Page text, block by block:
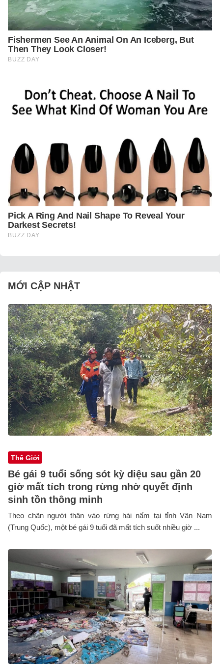
MỚI CẬP NHẬT
Thế Giới
Bé gái 9 tuổi sống sót kỳ diệu sau gần 20
giờ mất tích trong rừng nhờ quyết định
sinh tồn thông minh
Theo chân người thân vào rừng hái nấm tại tỉnh Vân Nam
(Trung Quốc), một bé gái 9 tuổi đã mất tích suốt nhiều giờ ...